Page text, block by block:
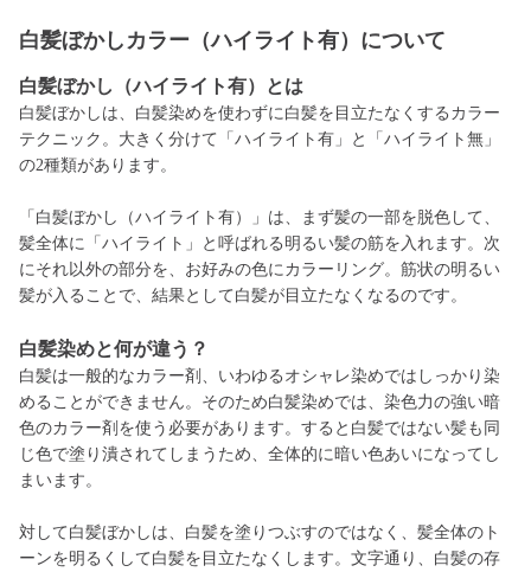
白髪ぼかしカラー（ハイライト有）について
白髪ぼかし（ハイライト有）とは
白髪ぼかしは、白髪染めを使わずに白髪を目立たなくするカラー
テクニック。大きく分けて「ハイライト有」と「ハイライト無」
の2種類があります。
「白髪ぼかし（ハイライト有）」は、まず髪の一部を脱色して、
髪全体に「ハイライト」と呼ばれる明るい髪の筋を入れます。次
にそれ以外の部分を、お好みの色にカラーリング。筋状の明るい
髪が入ることで、結果として白髪が目立たなくなるのです。
白髪染めと何が違う？
白髪は一般的なカラー剤、いわゆるオシャレ染めではしっかり染
めることができません。そのため白髪染めでは、染色力の強い暗
色のカラー剤を使う必要があります。すると白髪ではない髪も同
じ色で塗り潰されてしまうため、全体的に暗い色あいになってし
まいます。
対して白髪ぼかしは、白髪を塗りつぶすのではなく、髪全体のト
ーンを明るくして白髪を目立たなくします。文字通り、白髪の存